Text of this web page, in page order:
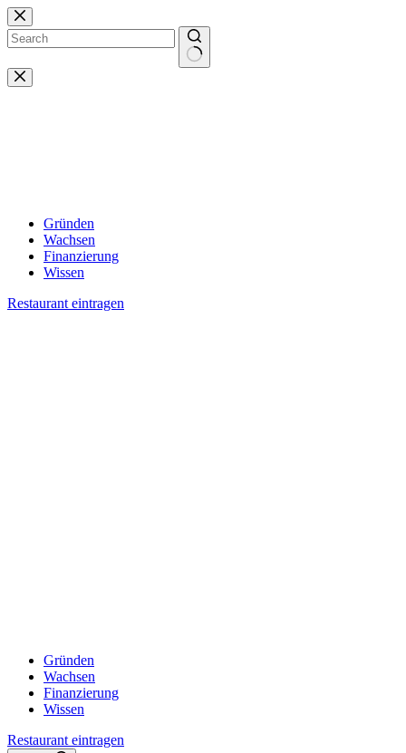
Zum
Inhalt
springen
Keine
Ergebnisse
Gründen
Wachsen
Finanzierung
Wissen
Restaurant eintragen
Gründen
Wachsen
Finanzierung
Wissen
Restaurant eintragen